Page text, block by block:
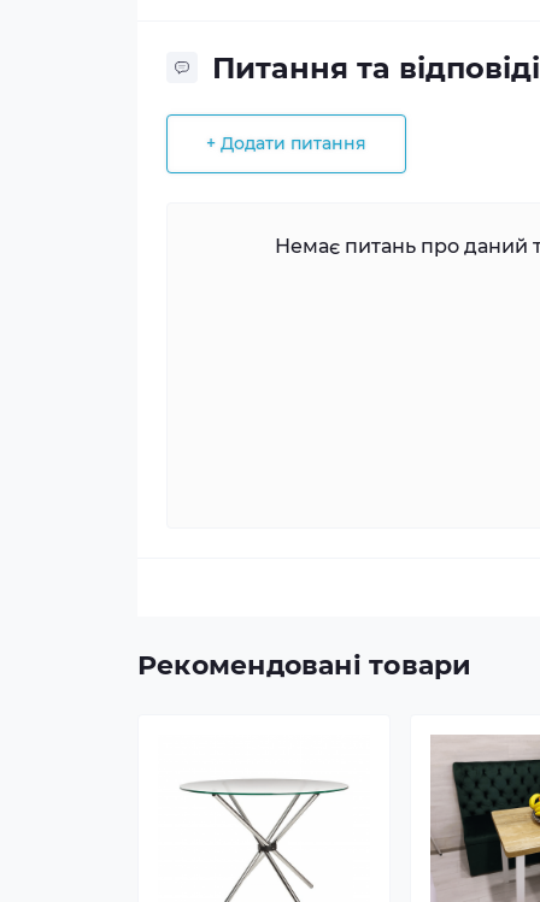
Питання та відповіді
+ Додати питання
Немає питань про даний
Рекомендовані товари